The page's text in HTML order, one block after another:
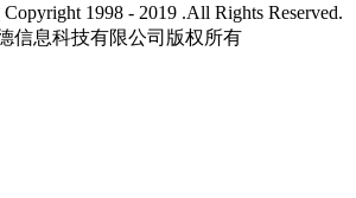
Copyright 1998 - 2019 .All Rights Reserved.
信息科技有限公司版权所有